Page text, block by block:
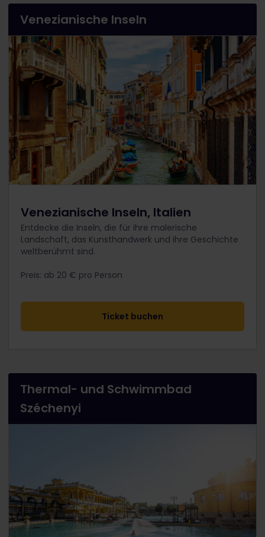
Venezianische Inseln
Venezianische Inseln, Italien
Entdecke die Inseln, die für ihre malerische
Landschaft, das Kunsthandwerk und ihre Geschichte
weltberühmt sind.
Preis: ab 20 € pro Person
​Ticket buchen
Thermal- und Schwimmbad
Széchenyi